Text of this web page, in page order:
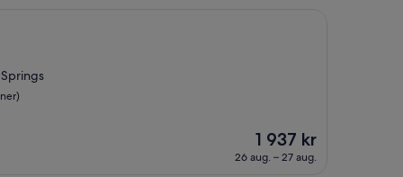
Priset
är
1 937 kr
1 937 kr
26 aug. – 27 aug.